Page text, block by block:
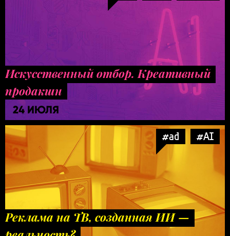
Искусственный отбор. Креативный
продакшн
24 ИЮЛЯ
#ad #AI
Реклама на ТВ, созданная ИИ —